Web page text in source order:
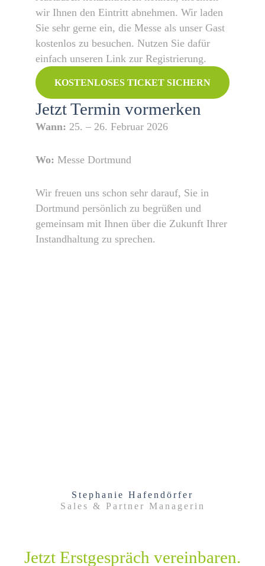
wir Ihnen den Eintritt abnehmen. Wir laden
Sie sehr gerne ein, die Messe als unser Gast
kostenlos zu besuchen. Nutzen Sie dafür
einfach unseren Link zur Registrierung.
KOSTENLOSES TICKET SICHERN
Jetzt Termin vormerken
Wann: 25. – 26. Februar 2026
Wo: Messe Dortmund
Wir freuen uns schon sehr darauf, Sie in
Dortmund persönlich zu begrüßen und
gemeinsam mit Ihnen über die Zukunft Ihrer
Instandhaltung zu sprechen.
Jetzt Erstgespräch vereinbaren.
Stephanie Hafendörfer
Sales & Partner Managerin